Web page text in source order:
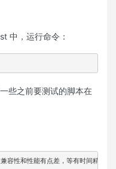
中，运行命令：
些之前要测试的脚本在
容性和性能有点差，等有时间精力